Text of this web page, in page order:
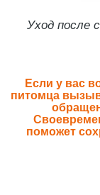
Уход после
Если у вас
питомца
поможет